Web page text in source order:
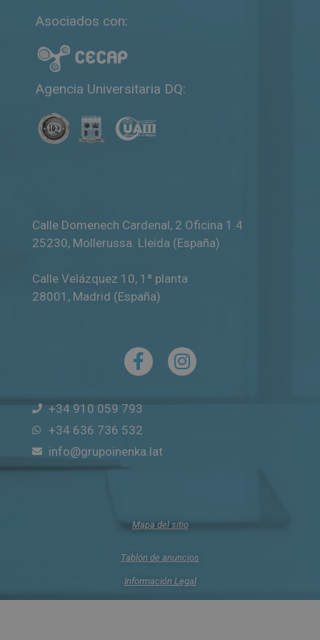
Asociados con:
Agencia Universitaria DQ:
Calle Domenech Cardenal, 2 Oficina 1.4
25230, Mollerussa. Lleida (España)
Calle Velázquez 10, 1ª planta
28001 , Madrid (España)
+34 910 059 793
+34 636 736 532
info@grupoinenka.lat
Mapa del sitio
Tablón de anuncios
Información Legal